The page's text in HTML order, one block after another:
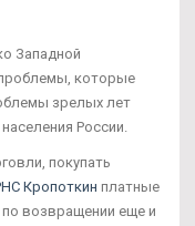
Западной
которые
зрелых лет
России.
покупать
Кропоткин платные
по возвращении еще и